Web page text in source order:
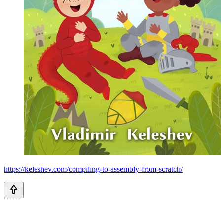
https://keleshev.com/compiling-to-assembly-from-scratch/